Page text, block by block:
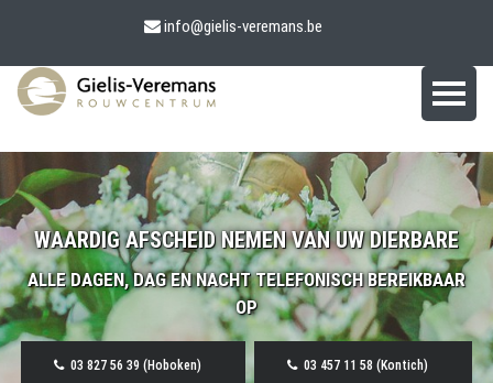
info@gielis-veremans.be
WAARDIG AFSCHEID NEMEN VAN UW DIERBARE
ALLE DAGEN, DAG EN NACHT TELEFONISCH BEREIKBAAR
OP
03 827 56 39 (Hoboken) 03 457 11 58 (Kontich)